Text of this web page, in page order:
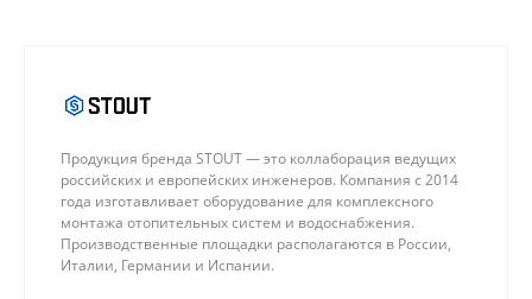
Продукция бренда STOUT — это коллаборация ведущих
российских и европейских инженеров. Компания с 2014
года изготавливает оборудование для комплексного
монтажа отопительных систем и водоснабжения.
Производственные площадки располагаются в России,
Италии, Германии и Испании.